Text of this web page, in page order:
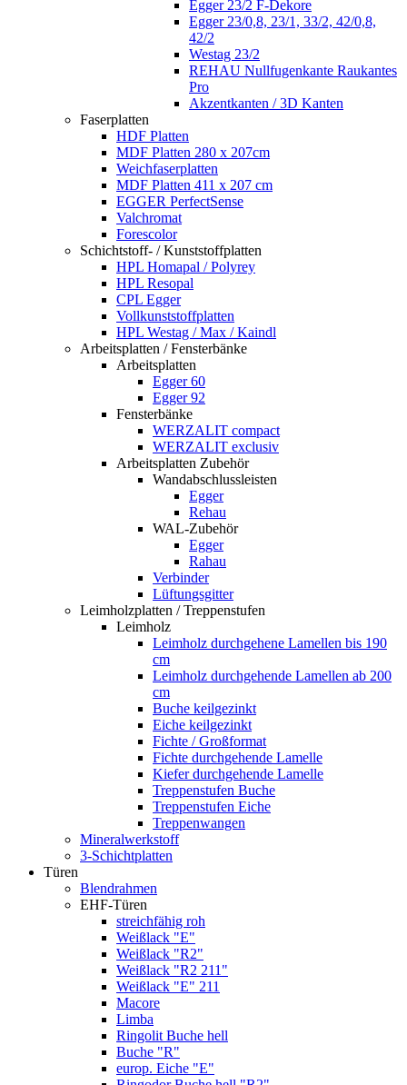
Egger 23/2 F-Dekore
Egger 23/0,8, 23/1, 33/2, 42/0,8,
42/2
Westag 23/2
REHAU Nullfugenkante Raukantes
Pro
Akzentkanten / 3D Kanten
Faserplatten
HDF Platten
MDF Platten 280 x 207cm
Weichfaserplatten
MDF Platten 411 x 207 cm
EGGER PerfectSense
Valchromat
Forescolor
Schichtstoff- / Kunststoffplatten
HPL Homapal / Polyrey
HPL Resopal
CPL Egger
Vollkunststoffplatten
HPL Westag / Max / Kaindl
Arbeitsplatten / Fensterbänke
Arbeitsplatten
Egger 60
Egger 92
Fensterbänke
WERZALIT compact
WERZALIT exclusiv
Arbeitsplatten Zubehör
Wandabschlussleisten
Egger
Rehau
WAL-Zubehör
Egger
Rahau
Verbinder
Lüftungsgitter
Leimholzplatten / Treppenstufen
Leimholz
Leimholz durchgehene Lamellen bis 190
cm
Leimholz durchgehende Lamellen ab 200
cm
Buche keilgezinkt
Eiche keilgezinkt
Fichte / Großformat
Fichte durchgehende Lamelle
Kiefer durchgehende Lamelle
Treppenstufen Buche
Treppenstufen Eiche
Treppenwangen
Mineralwerkstoff
3-Schichtplatten
Türen
Blendrahmen
EHF-Türen
streichfähig roh
Weißlack "E"
Weißlack "R2"
Weißlack "R2 211"
Weißlack "E" 211
Macore
Limba
Ringolit Buche hell
Buche "R"
europ. Eiche "E"